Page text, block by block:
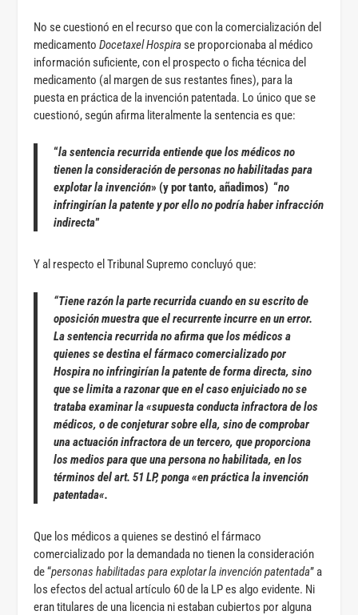
No se cuestionó en el recurso que con la comercialización del
medicamentoDocetaxel Hospirase proporcionaba al médico
información suficiente, con el prospecto o ficha técnica del
medicamento (al margen de sus restantes fines), para la
puesta en práctica de la invención patentada. Lo único que se
cuestionó, según afirma literalmente la sentencia es que:
“la sentencia recurrida entiende que los médicos no
tienen la consideración de personas no habilitadas para
explotar la invención» (y por tanto, añadimos) “no
infringirían la patente y por ello no podría haber infracción
indirecta”
Y al respecto el Tribunal Supremo concluyó que:
“Tiene razón la parte recurrida cuando en su escrito de
oposición muestra que el recurrente incurre en un error.
La sentencia recurrida no afirma que los médicos a
quienes se destina el fármaco comercializado por
Hospira no infringirían la patente de forma directa, sino
que se limita a razonar queen el caso enjuiciado no se
trataba examinar la «supuesta conducta infractora de los
médicos, o de conjeturar sobre ella, sino de comprobar
una actuación infractora de un tercero, que proporciona
los medios para que una persona no habilitada, en los
términos del art. 51 LP, ponga «en práctica la invención
patentada«.
Que los médicos a quienes se destinó el fármaco
comercializado por la demandada no tienen la consideración
de “personas habilitadas para explotar la invención patentada” a
los efectos del actual artículo 60 de la LP es algo evidente. Ni
eran titulares de una licencia ni estaban cubiertos por alguna